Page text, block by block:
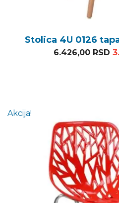
Stolica 4U 0126
6.426,00RSD
Akcija!